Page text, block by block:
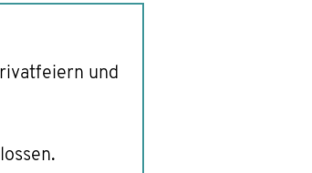
und